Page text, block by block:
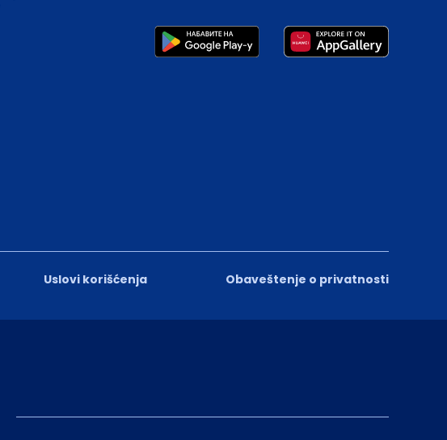
Uslovi korišćenja Obaveštenje o privatnosti